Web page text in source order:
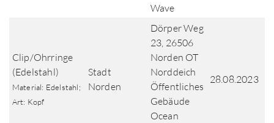
Wave
Clip/Ohrringe
(Edelstahl)
Material: Edelstahl;
Art: Kopf
Stadt
Norden
Dörper Weg
23, 26506
Norden OT
Norddeich
Öffentliches
Gebäude
Ocean
28.08.2023